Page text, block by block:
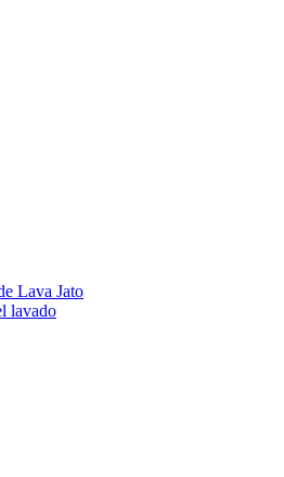
Lava Jato
lavado